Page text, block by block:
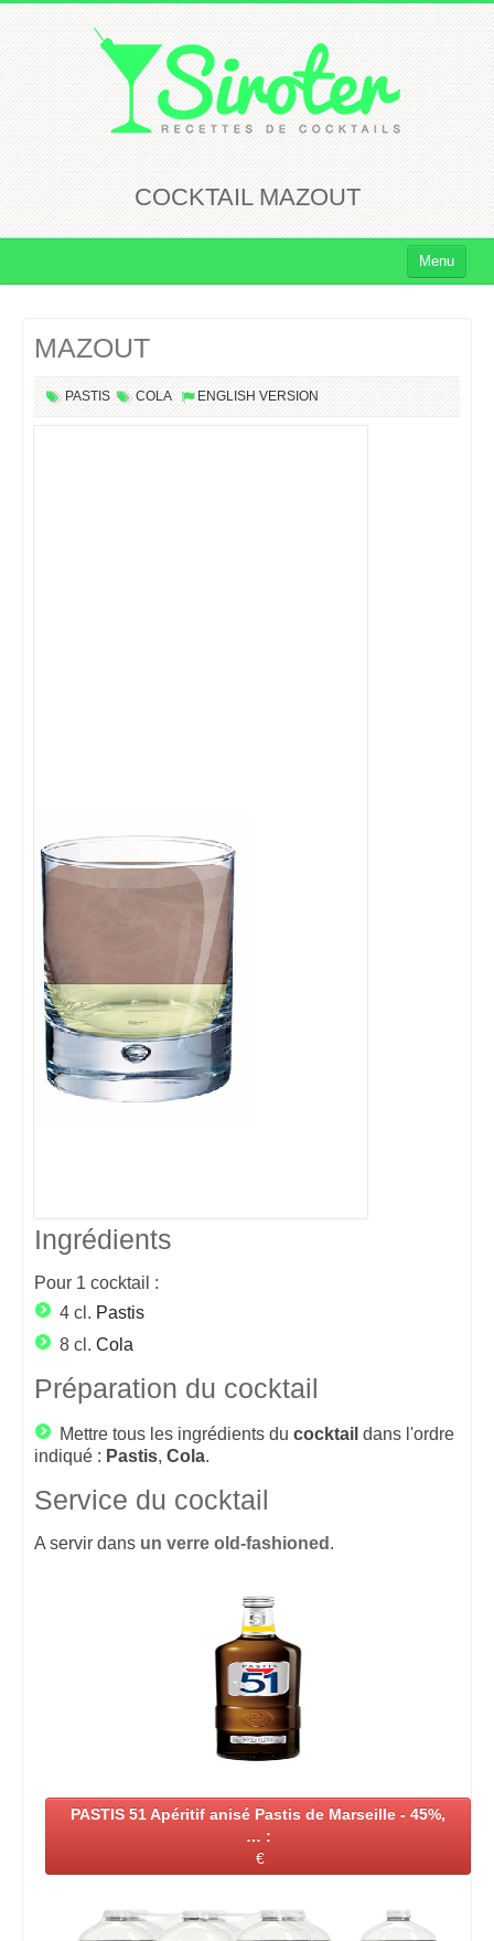
COCKTAIL MAZOUT
Menu
Cocktails Rhum
Cocktails Vodka
MAZOUT
PASTIS COLA ENGLISH VERSION
Ingrédients
Pour 1 cocktail :
4 cl. Pastis
8 cl. Cola
Préparation du cocktail
Mettre tous les ingrédients du cocktail dans l'ordre
indiqué : Pastis, Cola.
Service du cocktail
A servir dans un verre old-fashioned .
PASTIS 51 Apéritif anisé Pastis de Marseille - 45%,
… :
€